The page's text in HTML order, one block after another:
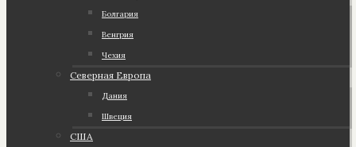
Болгария
Венгрия
Чехия
Северная Европа
Дания
Швеция
США